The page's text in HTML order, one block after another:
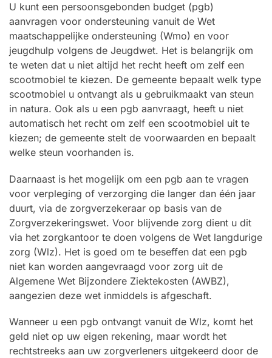
U kunt een persoonsgebonden budget (pgb)
aanvragen voor ondersteuning vanuit de Wet
maatschappelijke ondersteuning (Wmo) en voor
jeugdhulp volgens de Jeugdwet. Het is belangrijk om
te weten dat u niet altijd het recht heeft om zelf een
scootmobiel te kiezen. De gemeente bepaalt welk type
scootmobiel u ontvangt als u gebruikmaakt van steun
in natura. Ook als u een pgb aanvraagt, heeft u niet
automatisch het recht om zelf een scootmobiel uit te
kiezen; de gemeente stelt de voorwaarden en bepaalt
welke steun voorhanden is.
Daarnaast is het mogelijk om een pgb aan te vragen
voor verpleging of verzorging die langer dan één jaar
duurt, via de zorgverzekeraar op basis van de
Zorgverzekeringswet. Voor blijvende zorg dient u dit
via het zorgkantoor te doen volgens de Wet langdurige
zorg (Wlz). Het is goed om te beseffen dat een pgb
niet kan worden aangevraagd voor zorg uit de
Algemene Wet Bijzondere Ziektekosten (AWBZ),
aangezien deze wet inmiddels is afgeschaft.
Wanneer u een pgb ontvangt vanuit de Wlz, komt het
geld niet op uw eigen rekening, maar wordt het
rechtstreeks aan uw zorgverleners uitgekeerd door de